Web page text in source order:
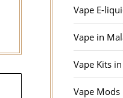
Vape E-
Vape in
Vape Kits
Vape